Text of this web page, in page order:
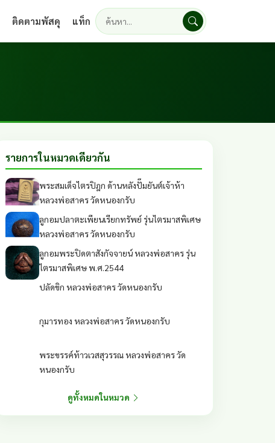
ติดตามพัสดุ แท็ก
ค้นหา
รายการในหมวดเดียวกัน
พระสมเด็จไตรปิฎก ด้านหลังปั๊มยันต์เจ้าห้า
หลวงพ่อสาคร วัดหนองกรับ
ลูกอมปลาตะเพียนเรียกทรัพย์ รุ่นไตรมาสพิเศษ
หลวงพ่อสาคร วัดหนองกรับ
ลูกอมพระปิดตาสังกัจจายน์ หลวงพ่อสาคร รุ่น
ไตรมาสพิเศษ พ.ศ.2544
ปลัดขิก หลวงพ่อสาคร วัดหนองกรับ
กุมารทอง หลวงพ่อสาคร วัดหนองกรับ
พระขรรค์ท้าวเวสสุวรรณ หลวงพ่อสาคร วัด
หนองกรับ
ดูทั้งหมดในหมวด